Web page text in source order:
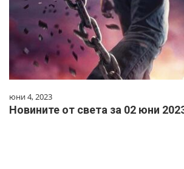
юни 4, 2023
Новините от света за 02 юни